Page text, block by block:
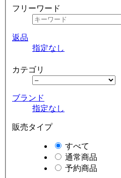
フリーワード
返品
指定なし
カテゴリ
ブランド
指定なし
販売タイプ
すべて
通常商品
予約商品